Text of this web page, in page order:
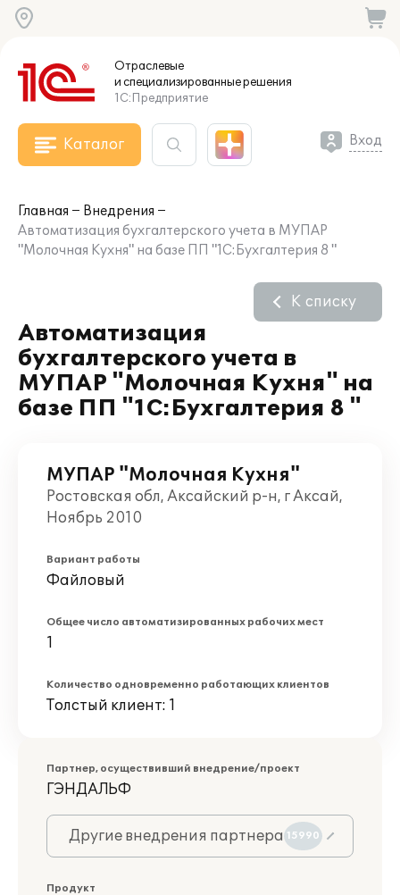
Отраслевые
и специализированныерешения
1С:Предприятие
Каталог Вход
Главная
Внедрения
Автоматизация бухгалтерского учета в МУПАР
"Молочная Кухня" на базе ПП "1С:Бухгалтерия 8 "
Автоматизация
бухгалтерского учета в
МУПАР "Молочная Кухня" на
базе ПП "1С:Бухгалтерия 8 "
К списку
МУПАР "Молочная Кухня"
Ростовская обл, Аксайский р-н, г Аксай,
Ноябрь 2010
Вариант работы
Файловый
Общее число автоматизированных рабочих мест
1
Количество одновременно работающих клиентов
Толстый клиент: 1
Партнер, осуществивший внедрение/проект
ГЭНДАЛЬФ
Другие внедрения партнера 15990
Продукт